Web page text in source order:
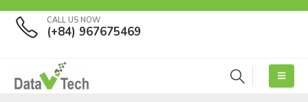
CALL US NOW
(+84) 967675469